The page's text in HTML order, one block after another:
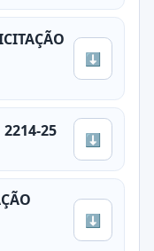
⬇
2214-25 ⬇
⬇